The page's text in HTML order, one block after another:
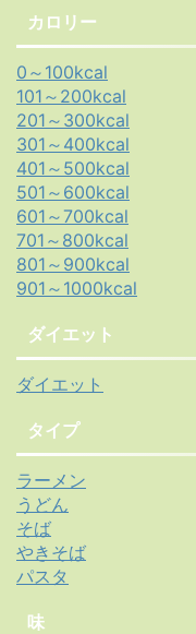
カロリー
0～100kcal
101～200kcal
201～300kcal
301～400kcal
401～500kcal
501～600kcal
601～700kcal
701～800kcal
801～900kcal
901～1000kcal
ダイエット
ダイエット
タイプ
ラーメン
うどん
そば
やきそば
パスタ
味